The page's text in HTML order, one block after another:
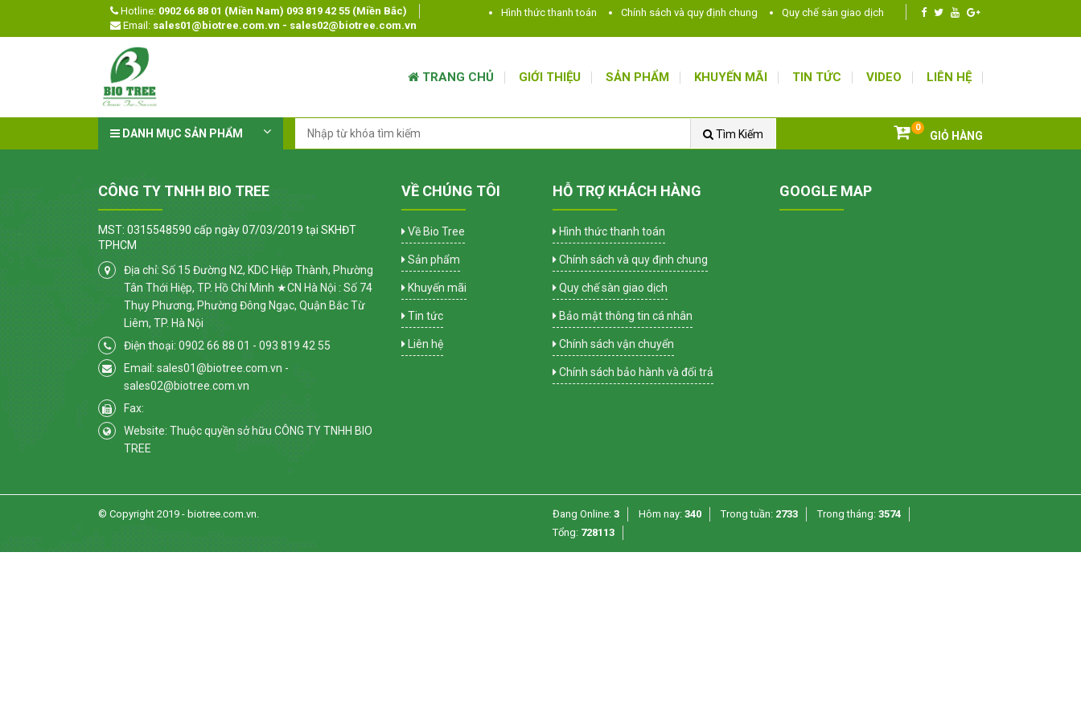
Hotline: 0902 66 88 01 (Miền Nam) 093 819 42 55 (Miền Bắc)
Email: sales01@biotree.com.vn - sales02@biotree.com.vn
Hình thức thanh toán Chính sách và quy định chung Quy chế sàn giao dịch
TRANG CHỦ GIỚI THIỆU SẢN PHẨM KHUYẾN MÃI TIN TỨC VIDEO LIÊN HỆ
DANH MỤC SẢN PHẨM Tìm Kiếm
0
GIỎ HÀNG
CÔNG TY TNHH BIO TREE
MST: 0315548590 cấp ngày 07/03/2019 tại SKHĐT
TPHCM
Địa chỉ: Số 15 Đường N2, KDC Hiệp Thành, Phường
Tân Thới Hiệp, TP. Hồ Chí Minh ★CN Hà Nội : Số 74
Thụy Phương, Phường Đông Ngạc, Quận Bắc Từ
Liêm, TP. Hà Nội
Điện thoại: 0902 66 88 01 - 093 819 42 55
Email: sales01@biotree.com.vn -
sales02@biotree.com.vn
Fax:
Website: Thuộc quyền sở hữu CÔNG TY TNHH BIO
TREE
VỀ CHÚNG TÔI
Về Bio Tree
Sản phẩm
Khuyến mãi
Tin tức
Liên hệ
HỖ TRỢ KHÁCH HÀNG
Hình thức thanh toán
Chính sách và quy định chung
Quy chế sàn giao dịch
Bảo mật thông tin cá nhân
Chính sách vận chuyển
Chính sách bảo hành và đổi trả
GOOGLE MAP
© Copyright 2019 - biotree.com.vn. Đang Online: 3 Hôm nay: 340 Trong tuần: 2733 Trong tháng: 3574
Tổng: 728113